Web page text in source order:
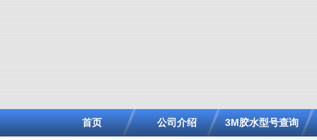
首页 公司介绍 3M胶水型号查询